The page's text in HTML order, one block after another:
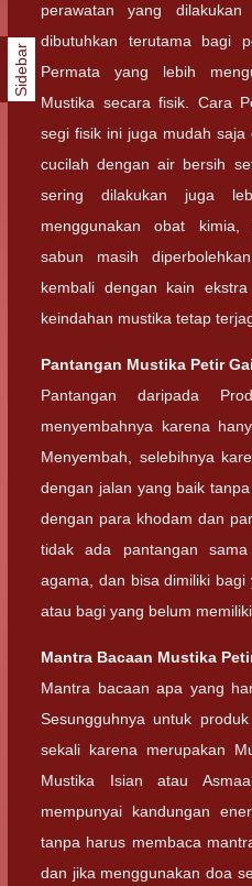
perawatan yang
dibutuhkan terutama bagi
Permata yang lebih
Mustika secara fisik. Cara
segi fisik ini juga mudah
cucilah dengan air bersih
sering dilakukan juga
menggunakan obat kimia,
sabun masih
kembali dengan kain
keindahan mustika tetap
Pantangan Mustika Petir
Pantangan daripada
menyembahnya karena
Menyembah, selebihnya
dengan jalan yang baik
dengan para khodam dan
tidak ada pantangan
agama, dan bisa dimiliki
atau bagi yang belum
Mantra Bacaan Mustika
Mantra bacaan apa yang
Sesungguhnya untuk
sekali karena merupakan
Mustika Isian atau
mempunyai kandungan
tanpa harus membaca
dan jika menggunakan doa
Sidebar